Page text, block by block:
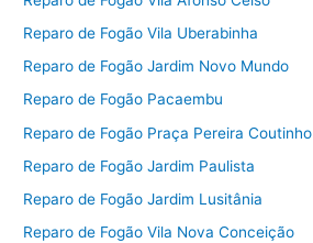
Reparo de Fogão Vila Uberabinha
Reparo de Fogão Jardim Novo Mundo
Reparo de Fogão Pacaembu
Reparo de Fogão Praça Pereira Coutinho
Reparo de Fogão Jardim Paulista
Reparo de Fogão Jardim Lusitânia
Reparo de Fogão Vila Nova Conceição